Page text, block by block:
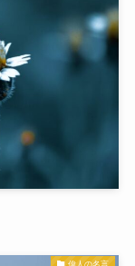
偉人の名言